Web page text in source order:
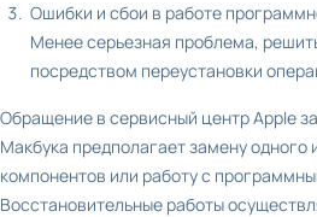
Ошибки и сбои в работе
Менее серьезная проблема,
посредством переустановки
Обращение в сервисный центр Apple
Макбука предполагает замену одного
компонентов или работу с
Восстановительные работы